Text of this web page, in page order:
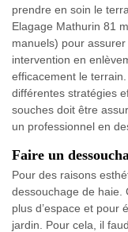
prendre en soin le
Elagage Mathurin 81
manuels) pour
intervention en
efficacement le
différentes stratégies
souches doit être
un professionnel en
Faire un
Pour des raisons
dessouchage de haie.
plus d’espace et pour
jardin. Pour cela, il